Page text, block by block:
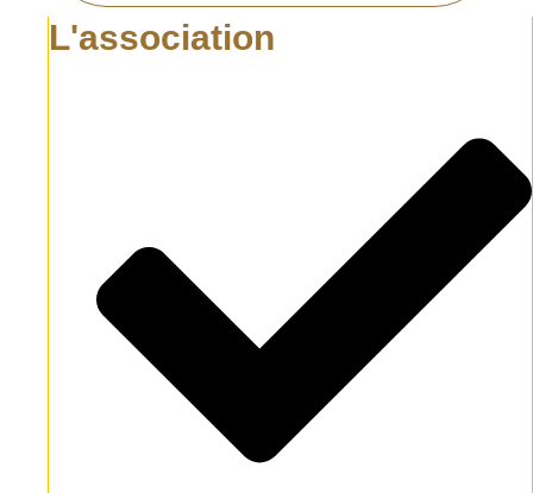
L'association